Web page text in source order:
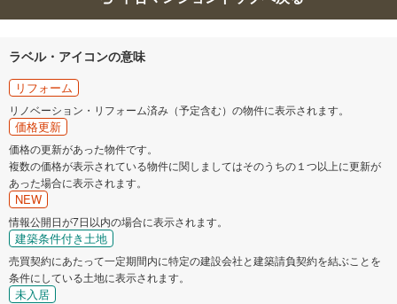
ラベル・アイコンの意味
リフォーム
リノベーション・リフォーム済み（予定含む）の物件に表示されます。
価格更新
価格の更新があった物件です。
複数の価格が表示されている物件に関しましてはそのうちの１つ以上に更新が
あった場合に表示されます。
NEW
情報公開日が7日以内の場合に表示されます。
建築条件付き土地
売買契約にあたって一定期間内に特定の建設会社と建築請負契約を結ぶことを
条件にしている土地に表示されます。
未入居